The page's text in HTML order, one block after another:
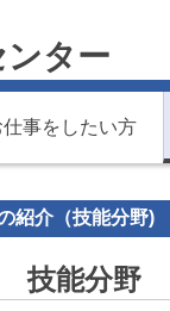
ター
仕事をしたい方
紹介（技能分野)
能分野